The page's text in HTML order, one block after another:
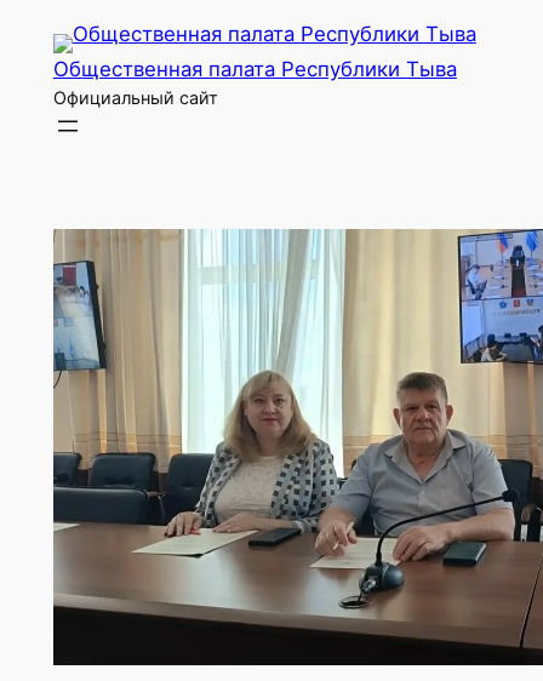
Перейти
содержимому
Общественная палата Республики Тыва
Официальный сайт